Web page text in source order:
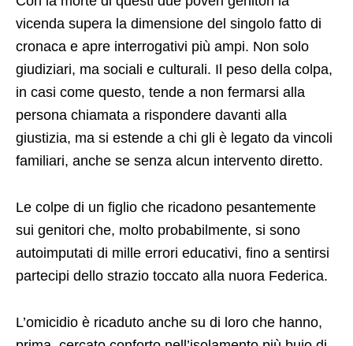
giudiziari, ma sociali e culturali. Il peso della colpa,
in casi come questo, tende a non fermarsi alla
persona chiamata a rispondere davanti alla
giustizia, ma si estende a chi gli è legato da vincoli
familiari, anche se senza alcun intervento diretto.
Le colpe di un figlio che ricadono pesantemente
sui genitori che, molto probabilmente, si sono
partecipi dello strazio toccato alla nuora Federica.
L’omicidio è ricaduto anche su di loro che hanno,
prima, cercato conforto nell’isolamento più buio di
provato vergogna e fallimento perché gli occhi di